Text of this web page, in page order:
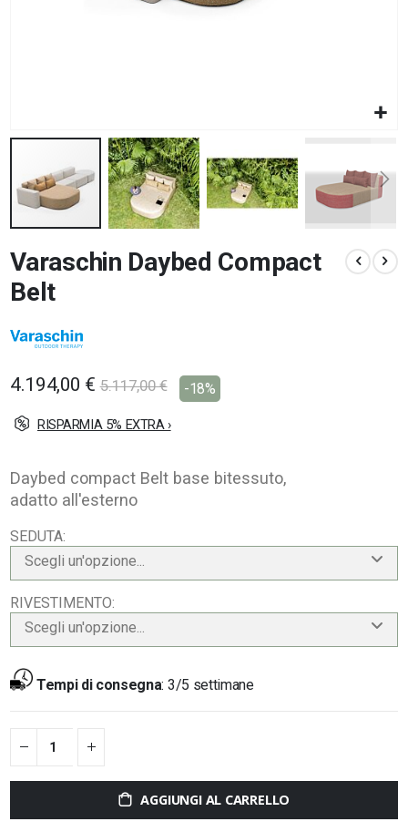
all'inizio
della
galleria
immagini
Varaschin Daybed Compact
Belt
4.194,00 € 5.117,00 € -18%
RISPARMIA 5% EXTRA ›
Daybed compact Belt base bitessuto,
adatto all'esterno
SEDUTA
Scegli un'opzione...
RIVESTIMENTO
Scegli un'opzione...
Tempi di consegna: 3/5 settimane
AGGIUNGI AL CARRELLO